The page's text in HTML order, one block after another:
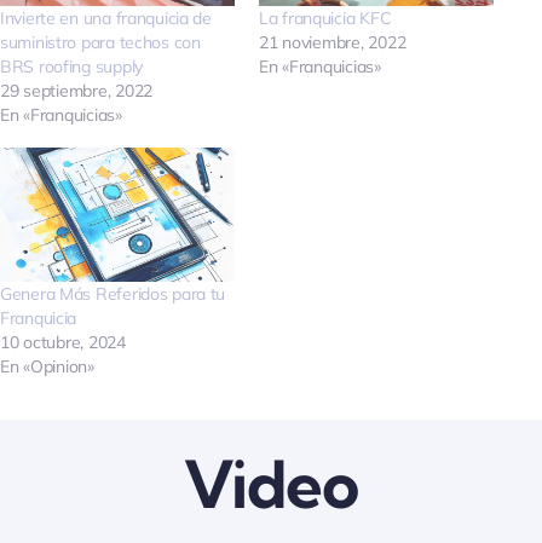
Quienes somos
Contactanos
Invierte en una franquicia de
suministro para techos con
BRS roofing supply
29 septiembre, 2022
En «Franquicias»
La franquicia KFC
21 noviembre, 2022
En «Franquicias»
Genera Más Referidos para tu
Franquicia
10 octubre, 2024
En «Opinion»
Video